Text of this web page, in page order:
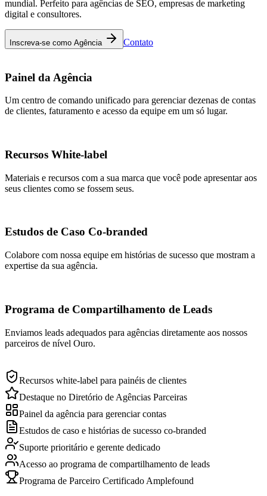
mundial. Perfeito para agências de SEO, empresas de marketing
digital e consultores.
Inscreva-se como Agência Contato
Painel da Agência
Um centro de comando unificado para gerenciar dezenas de contas
de clientes, faturamento e acesso da equipe em um só lugar.
Recursos White-label
Materiais e recursos com a sua marca que você pode apresentar aos
seus clientes como se fossem seus.
Estudos de Caso Co-branded
Colabore com nossa equipe em histórias de sucesso que mostram a
expertise da sua agência.
Programa de Compartilhamento de Leads
Enviamos leads adequados para agências diretamente aos nossos
parceiros de nível Ouro.
Recursos white-label para painéis de clientes
Destaque no Diretório de Agências Parceiras
Painel da agência para gerenciar contas
Estudos de caso e histórias de sucesso co-branded
Suporte prioritário e gerente dedicado
Acesso ao programa de compartilhamento de leads
Programa de Parceiro Certificado Amplefound